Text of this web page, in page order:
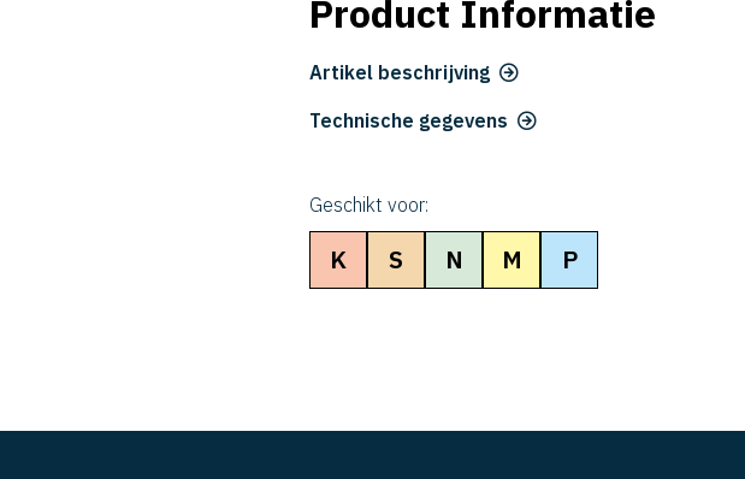
Product Informatie
Artikel beschrijving
Technische gegevens
Geschikt voor:
K S N M P